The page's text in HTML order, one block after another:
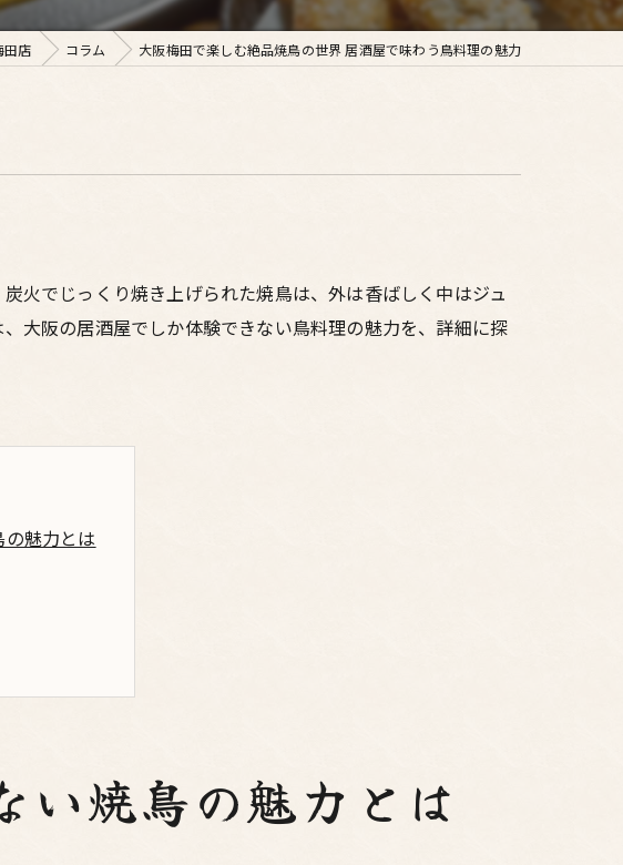
田店 コラム 大阪梅田で楽しむ絶品焼鳥の世界 居酒屋で味わう鳥料理の魅力
火でじっくり焼き上げられた焼鳥は、外は香ばしく中はジュ
大阪の居酒屋でしか体験できない鳥料理の魅力を、詳細に探
魅力とは
さの秘密
い焼鳥の魅力とは